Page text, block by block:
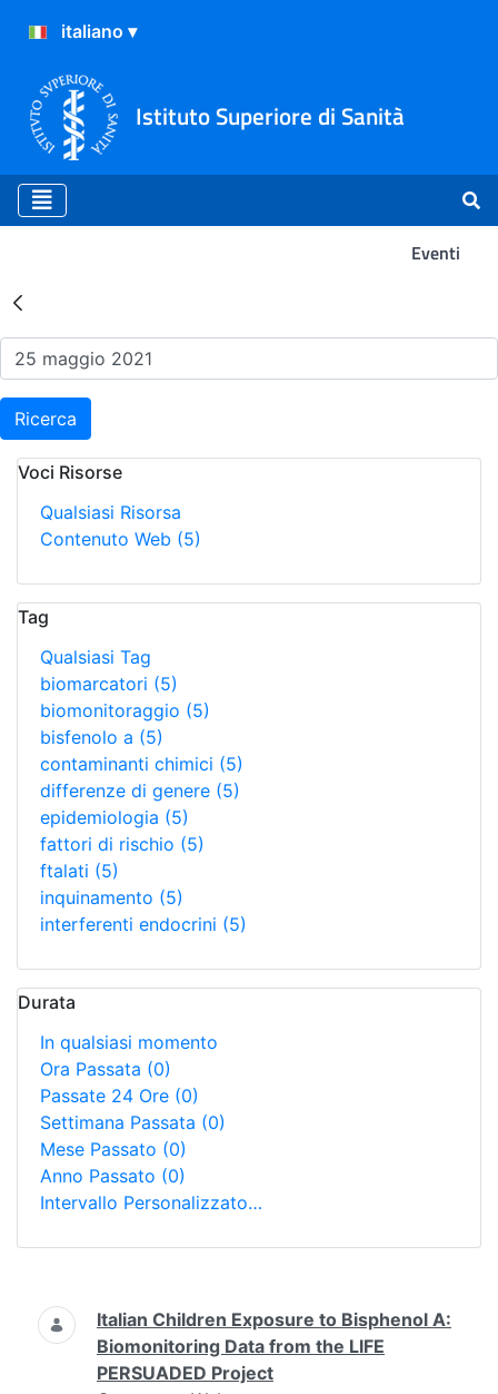
Istituto Superiore di Sanità
Eventi
Risultati della Ricerca -
Ricerca
Voci Risorse
Qualsiasi Risorsa
Contenuto Web (5)
Tag
Qualsiasi Tag
biomarcatori (5)
biomonitoraggio (5)
bisfenolo a (5)
contaminanti chimici (5)
differenze di genere (5)
epidemiologia (5)
fattori di rischio (5)
ftalati (5)
inquinamento (5)
interferenti endocrini (5)
Durata
In qualsiasi momento
Ora Passata (0)
Passate 24 Ore (0)
Settimana Passata (0)
Mese Passato (0)
Anno Passato (0)
Intervallo Personalizzato…
Ricerca
Italian Children Exposure to Bisphenol A:
Biomonitoring Data from the LIFE
PERSUADED Project